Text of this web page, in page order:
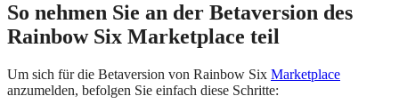
So nehmen Sie an der Betaversion des
Rainbow Six Marketplace teil
Um sich für die Betaversion von Rainbow Six Marketplace
anzumelden, befolgen Sie einfach diese Schritte: